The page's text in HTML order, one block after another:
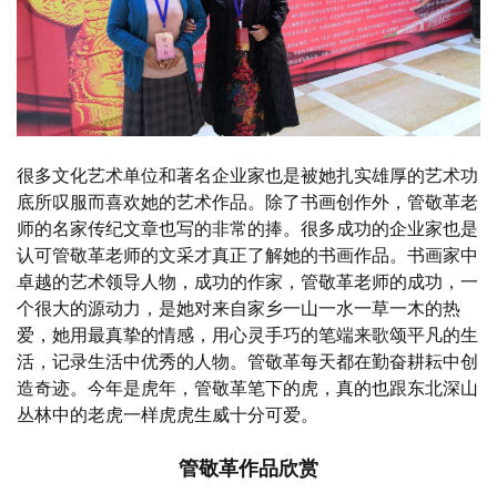
很多文化艺术单位和著名企业家也是被她扎实雄厚的艺术功
底所叹服而喜欢她的艺术作品。除了书画创作外，管敬革老
师的名家传纪文章也写的非常的捧。很多成功的企业家也是
认可管敬革老师的文采才真正了解她的书画作品。书画家中
卓越的艺术领导人物，成功的作家，管敬革老师的成功，一
个很大的源动力，是她对来自家乡一山一水一草一木的热
爱，她用最真挚的情感，用心灵手巧的笔端来歌颂平凡的生
活，记录生活中优秀的人物。管敬革每天都在勤奋耕耘中创
造奇迹。今年是虎年，管敬革笔下的虎，真的也跟东北深山
丛林中的老虎一样虎虎生威十分可爱。
管敬革作品欣赏